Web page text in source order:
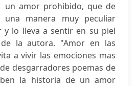
un amor prohibido, que de
una manera muy peculiar
y lo lleva a sentir en su piel
de la autora. "Amor en las
a vivir las emociones mas
desgarradores poemas de
la historia de un amor